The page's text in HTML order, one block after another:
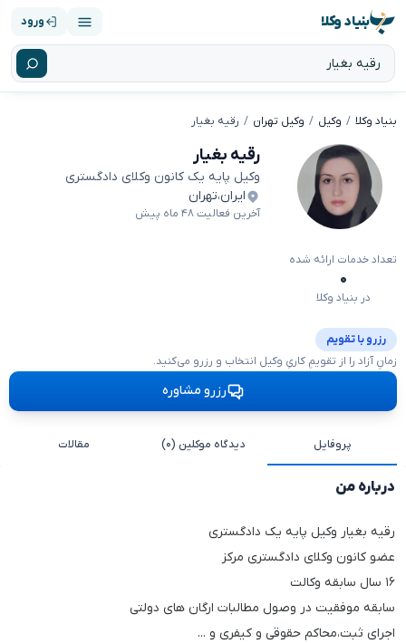
بنیاد وکلا ورود
بنیاد وکلا وکیل وکیل تهران رقیه بغیار
رقیه بغیار
وکیل پایه یک کانون وکلای دادگستری
ایران،تهران
آخرین فعالیت ۴۸ ماه پیش
تعداد خدمات ارائه شده
۰
در بنیاد وکلا
رزرو با تقویم
زمانِ آزاد را از تقویمِ کاریِ وکیل انتخاب و رزرو می‌کنید.
رزرو مشاوره
پروفایل دیدگاه موکلین (۰) مقالات
درباره من
رقیه بغیار وکیل پایه یک دادگستری
عضو کانون وکلای دادگستری مرکز
۱۶ سال سابقه وکالت
سابقه موفقیت در وصول مطالبات ارگان های دولتی
اجرای ثبت،محاکم حقوقی و کیفری و ...